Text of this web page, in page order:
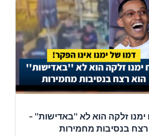
ימנו זלקה הוא לא ''באדישות'' -
רצח בנסיבות מחמירות